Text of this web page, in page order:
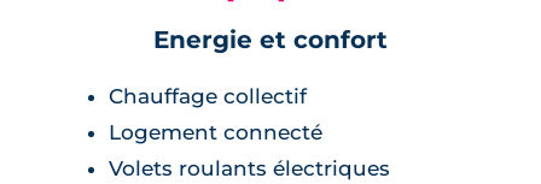
Energie et confort
Chauffage collectif
Logement connecté
Volets roulants électriques